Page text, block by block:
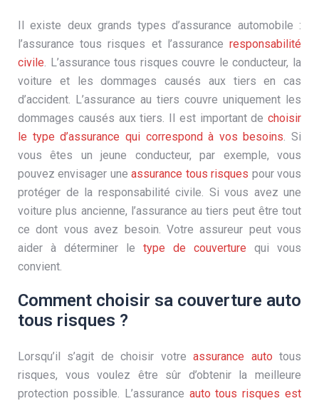
Il existe deux grands types d’assurance automobile :
l’assurance tous risques et l’assurance responsabilité
civile. L’assurance tous risques couvre le conducteur, la
voiture et les dommages causés aux tiers en cas
d’accident. L’assurance au tiers couvre uniquement les
dommages causés aux tiers. Il est important de choisir
le type d’assurance qui correspond à vos besoins. Si
vous êtes un jeune conducteur, par exemple, vous
pouvez envisager uneassurance tous risques pour vous
protéger de la responsabilité civile. Si vous avez une
voiture plus ancienne, l’assurance au tiers peut être tout
ce dont vous avez besoin. Votre assureur peut vous
aider à déterminer le type de couverture qui vous
convient.
Comment choisir sa couverture auto
tous risques ?
Lorsqu’il s’agit de choisir votreassurance auto tous
risques, vous voulez être sûr d’obtenir la meilleure
protection possible. L’assurance auto tous risques est